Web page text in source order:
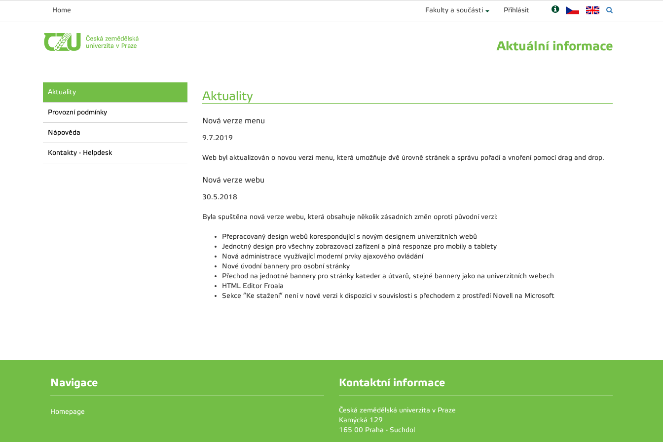
Home Fakulty a součásti Přihlásit
Aktuální informace
Aktuality
Provozní podmínky
Nápověda
Kontakty - Helpdesk
Aktuality
Nová verze menu
9.7.2019
Web byl aktualizován o novou verzi menu, která umožňuje dvě úrovně stránek a správu pořadí a vnoření pomocí drag and drop.
Nová verze webu
30.5.2018
Byla spuštěna nová verze webu, která obsahuje několik zásadních změn oproti původní verzi:
Přepracovaný design webů korespondující s novým designem univerzitních webů
Jednotný design pro všechny zobrazovací zařízení a plná responze pro mobily a tablety
Nová administrace využívající moderní prvky ajaxového ovládání
Nové úvodní bannery pro osobní stránky
Přechod na jednotné bannery pro stránky kateder a útvarů, stejné bannery jako na univerzitních webech
HTML Editor Froala
Sekce “Ke stažení” není v nové verzi k dispozici v souvislosti s přechodem z prostředí Novell na Microsoft
Navigace
Homepage
Kontaktní informace
Česká zemědělská univerzita v Praze
Kamýcká 129
165 00 Praha - Suchdol